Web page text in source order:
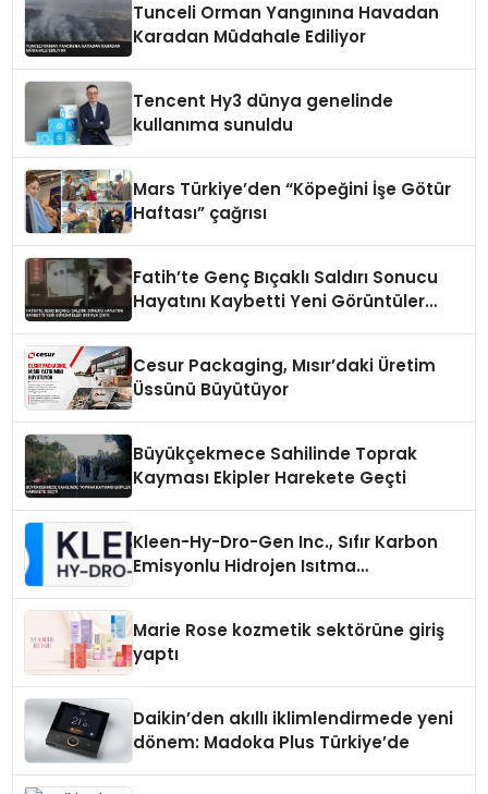
Tunceli Orman Yangınına Havadan
Karadan Müdahale Ediliyor
Tencent Hy3 dünya genelinde
kullanıma sunuldu
Mars Türkiye’den “Köpeğini İşe Götür
Haftası” çağrısı
Fatih’te Genç Bıçaklı Saldırı Sonucu
Hayatını Kaybetti Yeni Görüntüler
Cesur Packaging, Mısır’daki Üretim
Üssünü Büyütüyor
Büyükçekmece Sahilinde Toprak
Kayması Ekipler Harekete Geçti
Kleen-Hy-Dro-Gen Inc., Sıfır Karbon
Emisyonlu Hidrojen Isıtma
Marie Rose kozmetik sektörüne giriş
yaptı
Daikin’den akıllı iklimlendirmede yeni
dönem: Madoka Plus Türkiye’de